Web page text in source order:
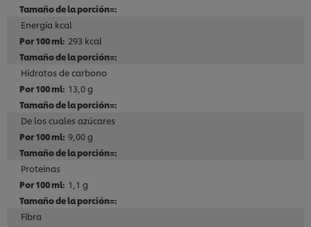
Energía kcal
293 kcal
Hidratos de carbono
13,0 g
De los cuales azúcares
9,00 g
Proteínas
1,1 g
Fibra